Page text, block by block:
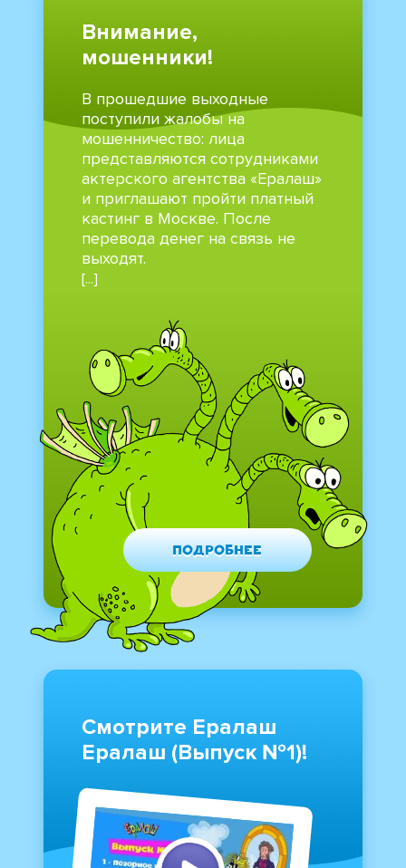
Внимание,
мошенники!
В прошедшие выходные
поступили жалобы на
мошенничество: лица
представляются сотрудниками
актерского агентства «Ералаш»
и приглашают пройти платный
кастинг в Москве. После
перевода денег на связь не
выходят.
[...]
Подробнее
Смотрите Ералаш
Ералаш (Выпуск №1)!